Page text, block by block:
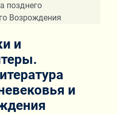
позднего
Возрождения
и
и